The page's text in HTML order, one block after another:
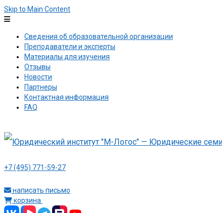
Skip to Main Content
Сведения об образовательной организации
Преподаватели и эксперты
Материалы для изучения
Отзывы
Новости
Партнеры
Контактная информация
FAQ
+7 (495) 771-59-27
написать письмо
корзина